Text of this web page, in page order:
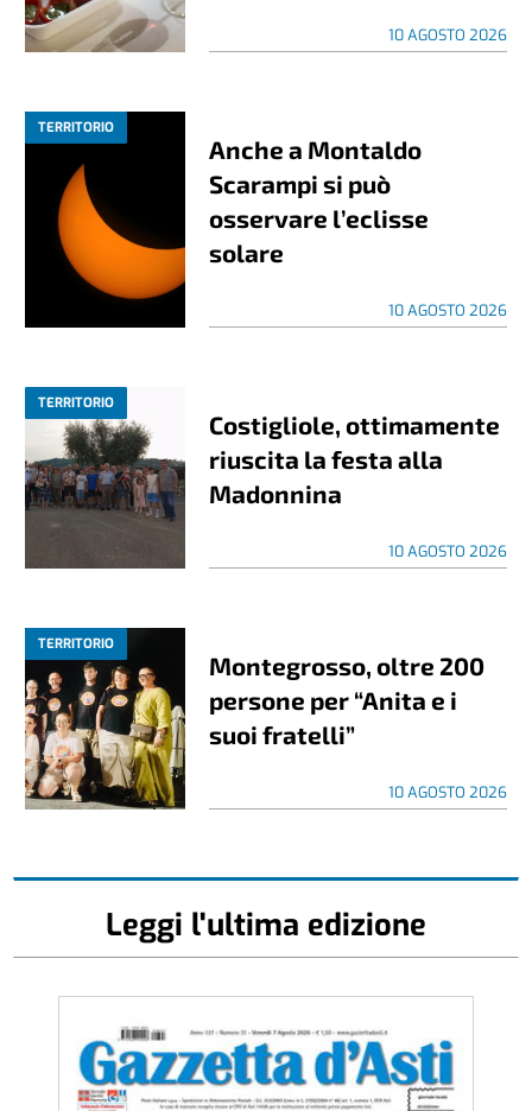
10 AGOSTO 2026
TERRITORIO
Anche a Montaldo
Scarampi si può
osservare l’eclisse
solare
10 AGOSTO 2026
TERRITORIO
Costigliole, ottimamente
riuscita la festa alla
Madonnina
10 AGOSTO 2026
TERRITORIO
Montegrosso, oltre 200
persone per “Anita e i
suoi fratelli”
10 AGOSTO 2026
Leggi l'ultima edizione